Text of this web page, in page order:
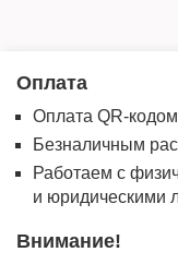
Оплата
Оплата QR-кодом
Безналичным
Работаем с
и юридическими
Внимание!